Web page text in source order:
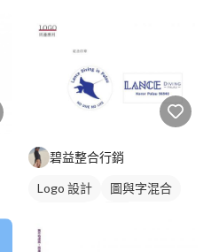
碧益整合行銷
Logo 設計
圖與字混合